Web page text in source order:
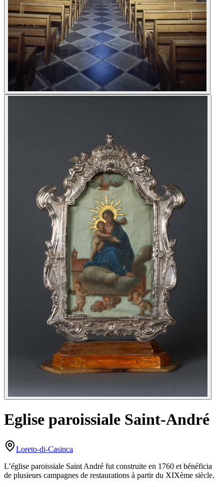
Eglise paroissiale Saint-André
Loreto-di-Casinca
L’église paroissiale Saint André fut construite en 1760 et bénéficia
de plusieurs campagnes de restaurations à partir du XIXème siècle.